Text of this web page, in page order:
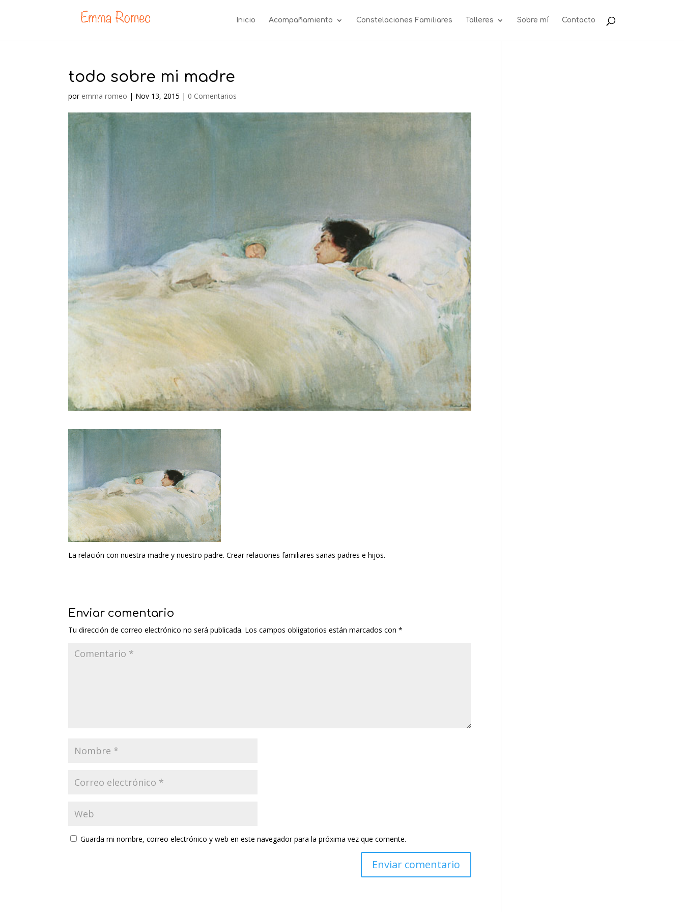
Inicio Acompañamiento Constelaciones Familiares Talleres Sobre mí Contacto
todo sobre mi madre
por emma romeo | Nov 13, 2015 | 0 Comentarios
La relación con nuestra madre y nuestro padre. Crear relaciones familiares sanas padres e hijos.
Enviar comentario
Tu dirección de correo electrónico no será publicada. Los campos obligatorios están marcados con*
Guarda mi nombre, correo electrónico y web en este navegador para la próxima vez que comente.